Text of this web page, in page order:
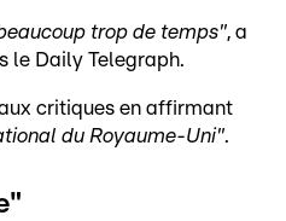
trop de temps", a
le Daily Telegraph.
critiques en affirmant
du Royaume-Uni".